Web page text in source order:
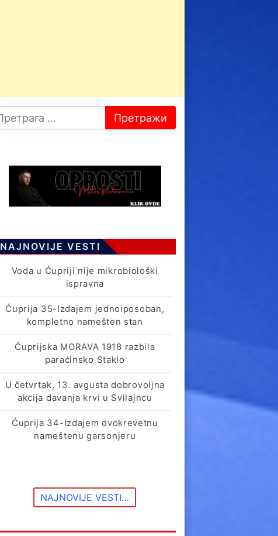
NAJNOVIJE VESTI
Voda u Ćupriji nije mikrobiološki
ispravna
Ćuprija 35-Izdajem jednoiposoban,
kompletno namešten stan
Ćuprijska MORAVA 1918 razbila
paraćinsko Staklo
U četvrtak, 13. avgusta dobrovoljna
akcija davanja krvi u Svilajncu
Ćuprija 34-Izdajem dvokrevetnu
nameštenu garsonjeru
NAJNOVIJE VESTI…